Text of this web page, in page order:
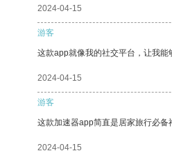
2024-04-15
游客
这款app就像我的社交平台，让我能
2024-04-15
游客
这款加速器app简直是居家旅行必备
2024-04-15